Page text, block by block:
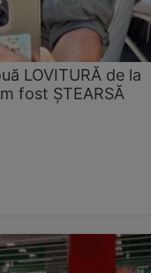
LOVITURĂ de la
fost ȘTEARSĂ